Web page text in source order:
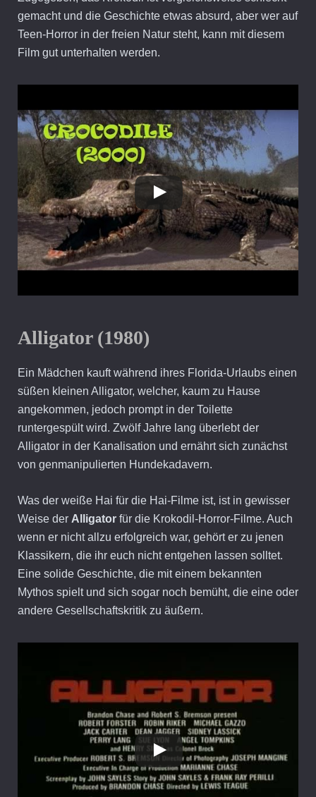
gemacht und die Geschichte etwas absurd, aber wer auf
Teen-Horror in der freien Natur steht, kann mit diesem
Film gut unterhalten werden.
Alligator (1980)
Ein Mädchen kauft während ihres Florida-Urlaubs einen
süßen kleinen Alligator, welcher, kaum zu Hause
angekommen, jedoch prompt in der Toilette
runtergespült wird. Zwölf Jahre lang überlebt der
Alligator in der Kanalisation und ernährt sich zunächst
von genmanipulierten Hundekadavern.
Was der weiße Hai für die Hai-Filme ist, ist in gewisser
Weise der Alligatorfür die Krokodil-Horror-Filme. Auch
wenn er nicht allzu erfolgreich war, gehört er zu jenen
Klassikern, die ihr euch nicht entgehen lassen solltet.
Eine solide Geschichte, die mit einem bekannten
Mythos spielt und sich sogar noch bemüht, die eine oder
andere Gesellschaftskritik zu äußern.